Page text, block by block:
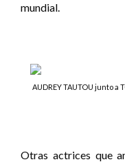
mundial.
AUDREY TAUTOU junto a
Otras actrices que